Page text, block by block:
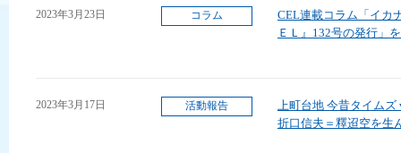
2023年3月23日 コラム
CEL連載コラム「イカ
ＥＬ』132号の発行」
2023年3月17日 活動報告
上町台地 今昔タイム
折口信夫＝釋迢空を生